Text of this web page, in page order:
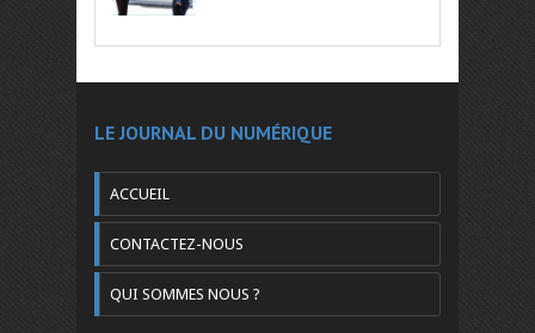
LE JOURNAL DU NUMÉRIQUE
ACCUEIL
CONTACTEZ-NOUS
QUI SOMMES NOUS ?